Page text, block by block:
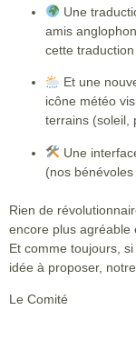
Une
amis
cette
Et une
icône météo
terrains (soleil,
Une
(nos
Rien de
encore plus agréable
Et comme toujours,
idée à proposer,
Le Comité